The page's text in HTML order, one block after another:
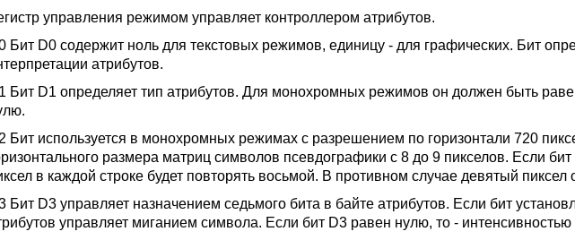
управления режимом управляет контроллером атрибутов.
Бит D0 содержит ноль для текстовых режимов, единицу - для графических. Бит
атрибутов.
Бит D1 определяет тип атрибутов. Для монохромных режимов он должен быть
Бит используется в монохромных режимах с разрешением по горизонтали 720
размера матриц символов псевдографики с 8 до 9 пикселов. Если
в каждой строке будет повторять восьмой. В противном случае девятый
Бит D3 управляет назначением седьмого бита в байте атрибутов. Если бит
управляет миганием символа. Если бит D3 равен нулю, то -